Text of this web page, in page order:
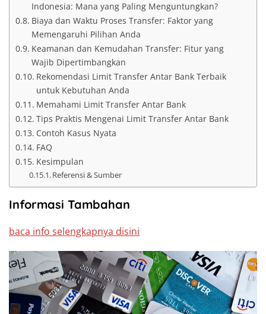
Indonesia: Mana yang Paling Menguntungkan?
Biaya dan Waktu Proses Transfer: Faktor yang
Memengaruhi Pilihan Anda
Keamanan dan Kemudahan Transfer: Fitur yang
Wajib Dipertimbangkan
Rekomendasi Limit Transfer Antar Bank Terbaik
untuk Kebutuhan Anda
Memahami Limit Transfer Antar Bank
Tips Praktis Mengenai Limit Transfer Antar Bank
Contoh Kasus Nyata
FAQ
Kesimpulan
Referensi & Sumber
Informasi Tambahan
baca info selengkapnya disini